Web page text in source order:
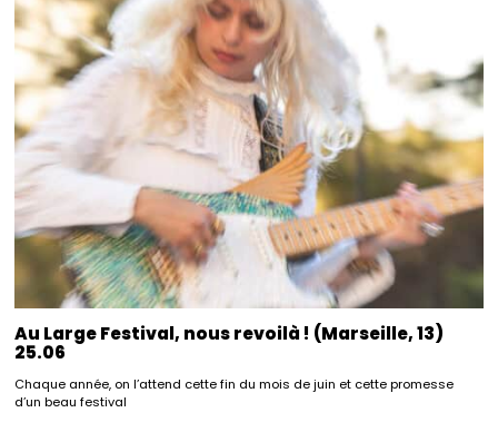
Au Large Festival, nous revoilà ! (Marseille, 13)
25.06
Chaque année, on l’attend cette fin du mois de juin et cette promesse
d’un beau festival